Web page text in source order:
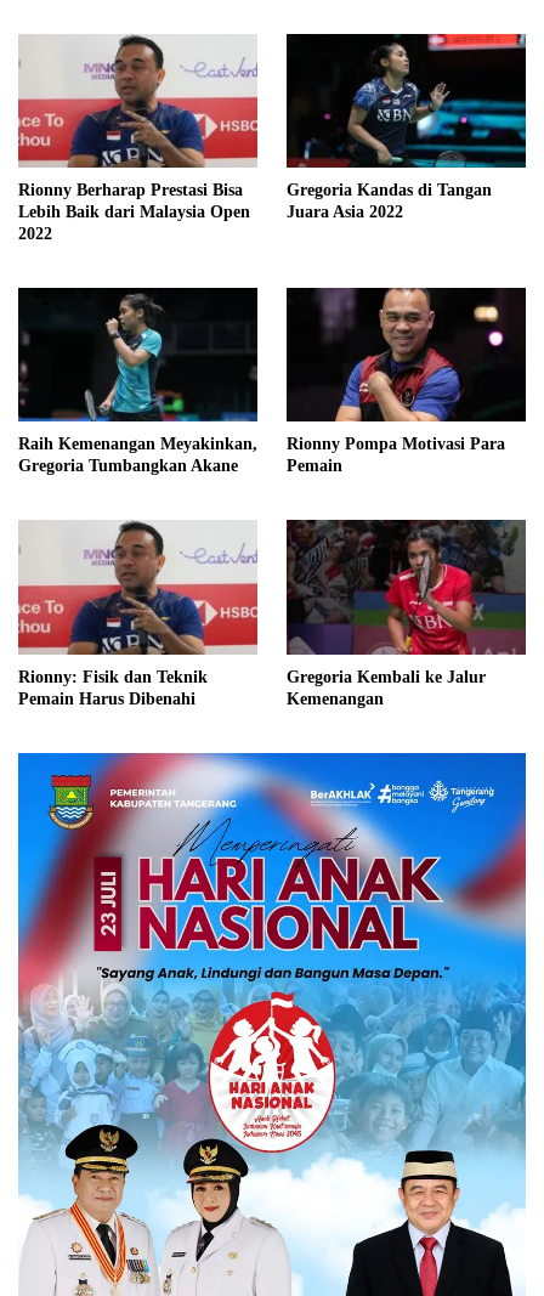
Rionny Berharap Prestasi Bisa
Lebih Baik dari Malaysia Open
2022
Gregoria Kandas di Tangan
Juara Asia 2022
Raih Kemenangan Meyakinkan,
Gregoria Tumbangkan Akane
Rionny Pompa Motivasi Para
Pemain
Rionny: Fisik dan Teknik
Pemain Harus Dibenahi
Gregoria Kembali ke Jalur
Kemenangan